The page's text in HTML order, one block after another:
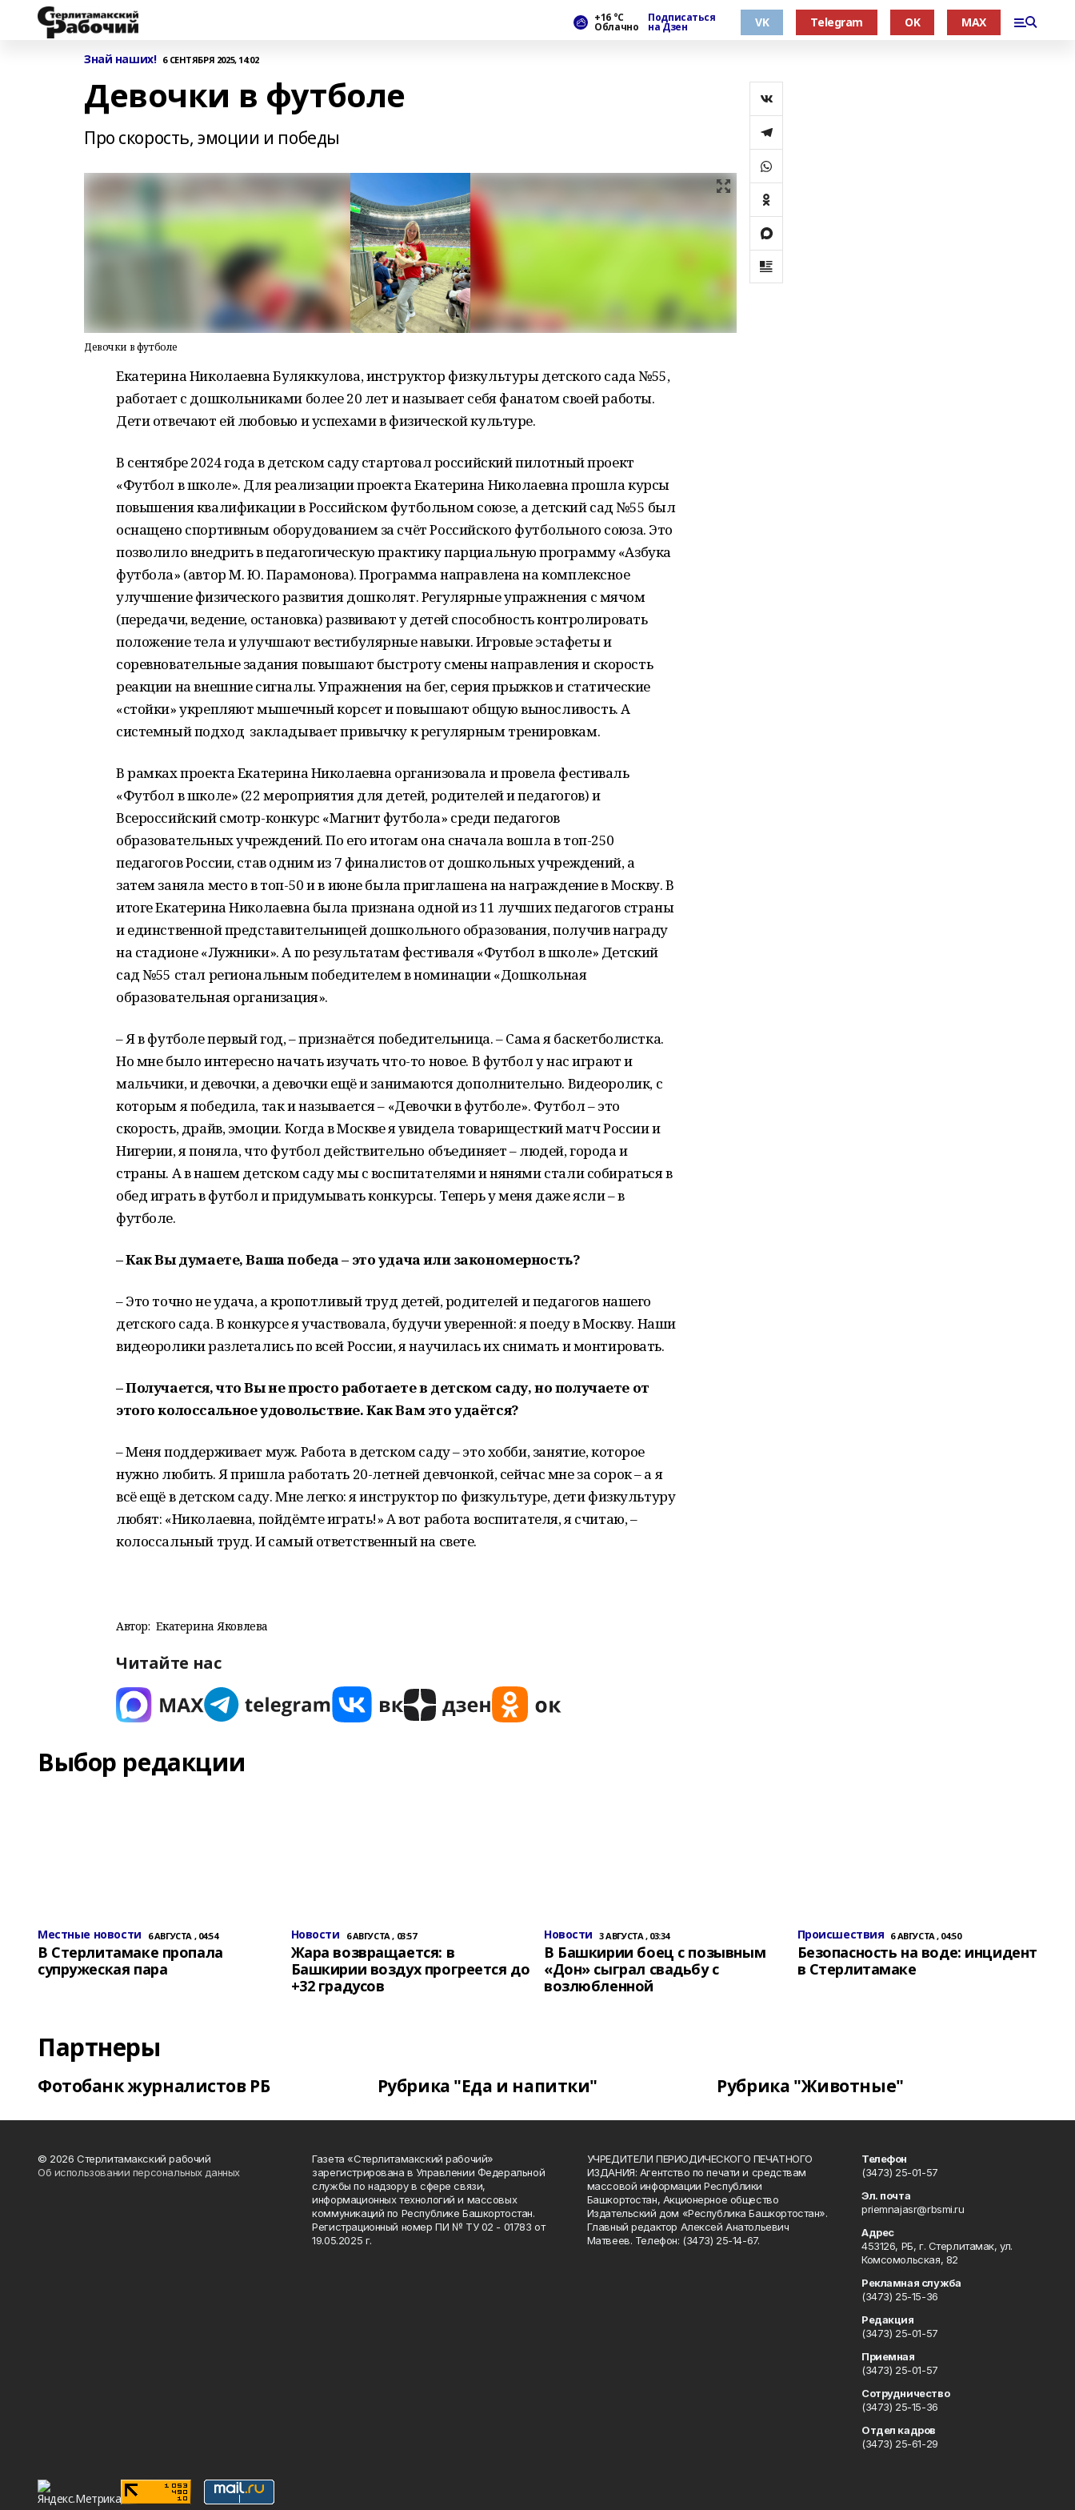
+16 °С
Облачно
Подписаться
на Дзен VK Telegram OK MAX
Знай наших! 6 СЕНТЯБРЯ 2025, 14:02
Девочки в футболе
Про скорость, эмоции и победы
Девочки в футболе
Екатерина Николаевна Буляккулова, инструктор физкультуры детского сада №55,
работает с дошкольниками более 20 лет и называет себя фанатом своей работы.
Дети отвечают ей любовью и успехами в физической культуре.
В сентябре 2024 года в детском саду стартовал российский пилотный проект
«Футбол в школе». Для реализации проекта Екатерина Николаевна прошла курсы
повышения квалификации в Российском футбольном союзе, а детский сад №55 был
оснащено спортивным оборудованием за счёт Российского футбольного союза. Это
позволило внедрить в педагогическую практику парциальную программу «Азбука
футбола» (автор М. Ю. Парамонова). Программа направлена на комплексное
улучшение физического развития дошколят. Регулярные упражнения с мячом
(передачи, ведение, остановка) развивают у детей способность контролировать
положение тела и улучшают вестибулярные навыки. Игровые эстафеты и
соревновательные задания повышают быстроту смены направления и скорость
реакции на внешние сигналы. Упражнения на бег, серия прыжков и статические
«стойки» укрепляют мышечный корсет и повышают общую выносливость. А
системный подход закладывает привычку к регулярным тренировкам.
В рамках проекта Екатерина Николаевна организовала и провела фестиваль
«Футбол в школе» (22 мероприятия для детей, родителей и педагогов) и
Всероссийский смотр-конкурс «Магнит футбола» среди педагогов
образовательных учреждений. По его итогам она сначала вошла в топ-250
педагогов России, став одним из 7 финалистов от дошкольных учреждений, а
затем заняла место в топ-50 и в июне была приглашена на награждение в Москву. В
итоге Екатерина Николаевна была признана одной из 11 лучших педагогов страны
и единственной представительницей дошкольного образования, получив награду
на стадионе «Лужники». А по результатам фестиваля «Футбол в школе» Детский
сад №55 стал региональным победителем в номинации «Дошкольная
образовательная организация».
– Я в футболе первый год, – признаётся победительница. – Сама я баскетболистка.
Но мне было интересно начать изучать что-то новое. В футбол у нас играют и
мальчики, и девочки, а девочки ещё и занимаются дополнительно. Видеоролик, с
которым я победила, так и называется – «Девочки в футболе». Футбол – это
скорость, драйв, эмоции. Когда в Москве я увидела товарищесткий матч России и
Нигерии, я поняла, что футбол действительно объединяет – людей, города и
страны. А в нашем детском саду мы с воспитателями и нянями стали собираться в
обед играть в футбол и придумывать конкурсы. Теперь у меня даже ясли – в
футболе.
– Как Вы думаете, Ваша победа – это удача или закономерность?
– Это точно не удача, а кропотливый труд детей, родителей и педагогов нашего
детского сада. В конкурсе я участвовала, будучи уверенной: я поеду в Москву. Наши
видеоролики разлетались по всей России, я научилась их снимать и монтировать.
– Получается, что Вы не просто работаете в детском саду, но получаете от
этого колоссальное удовольствие. Как Вам это удаётся?
– Меня поддерживает муж. Работа в детском саду – это хобби, занятие, которое
нужно любить. Я пришла работать 20-летней девчонкой, сейчас мне за сорок – а я
всё ещё в детском саду. Мне легко: я инструктор по физкультуре, дети физкультуру
любят: «Николаевна, пойдёмте играть!» А вот работа воспитателя, я считаю, –
колоссальный труд. И самый ответственный на свете.
Автор: Екатерина Яковлева
Читайте нас
Выбор редакции
Местные новости 6 АВГУСТА , 04:54
В Стерлитамаке пропала
супружеская пара
Новости 6 АВГУСТА , 03:57
Жара возвращается: в
Башкирии воздух прогреется до
+32 градусов
Новости 3 АВГУСТА , 03:34
В Башкирии боец с позывным
«Дон» сыграл свадьбу с
возлюбленной
Происшествия 6 АВГУСТА , 04:50
Безопасность на воде: инцидент
в Стерлитамаке
Партнеры
Фотобанк журналистов РБ Рубрика "Еда и напитки" Рубрика "Животные"
© 2026 Стерлитамакский рабочий
Об использовании персональных данных
Газета «Стерлитамакский рабочий»
зарегистрирована в Управлении Федеральной
службы по надзору в сфере связи,
информационных технологий и массовых
коммуникаций по Республике Башкортостан.
Регистрационный номер ПИ № ТУ 02 - 01783 от
19.05.2025 г.
УЧРЕДИТЕЛИ ПЕРИОДИЧЕСКОГО ПЕЧАТНОГО
ИЗДАНИЯ: Агентство по печати и средствам
массовой информации Республики
Башкортостан, Акционерное общество
Издательский дом «Республика Башкортостан».
Главный редактор Алексей Анатольевич
Матвеев. Телефон: (3473) 25-14-67.
Телефон
(3473) 25-01-57
Эл. почта
priemnajasr@rbsmi.ru
Адрес
453126, РБ, г. Стерлитамак, ул.
Комсомольская, 82
Рекламная служба
(3473) 25-15-36
Редакция
(3473) 25-01-57
Приемная
(3473) 25-01-57
Сотрудничество
(3473) 25-15-36
Отдел кадров
(3473) 25-61-29